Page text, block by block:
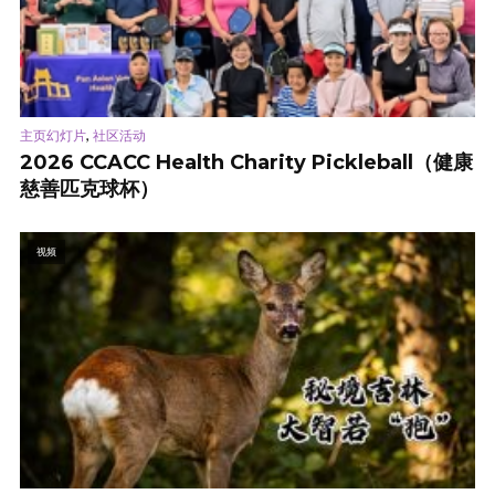
主页幻灯片, 社区活动
2026 CCACC Health Charity Pickleball（健康
慈善匹克球杯）
视频